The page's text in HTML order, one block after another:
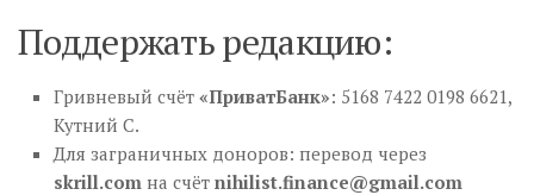
Поддержать редакцию:
Гривневый счёт «ПриватБанк»: 5168 7422 0198 6621,
Кутний С.
Для заграничных доноров: перевод через
skrill.com на счёт nihilist.finance@gmail.com